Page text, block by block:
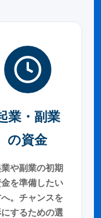
業・副業
の資金
や副業の初期
金を準備したい
。チャンスを
するための選